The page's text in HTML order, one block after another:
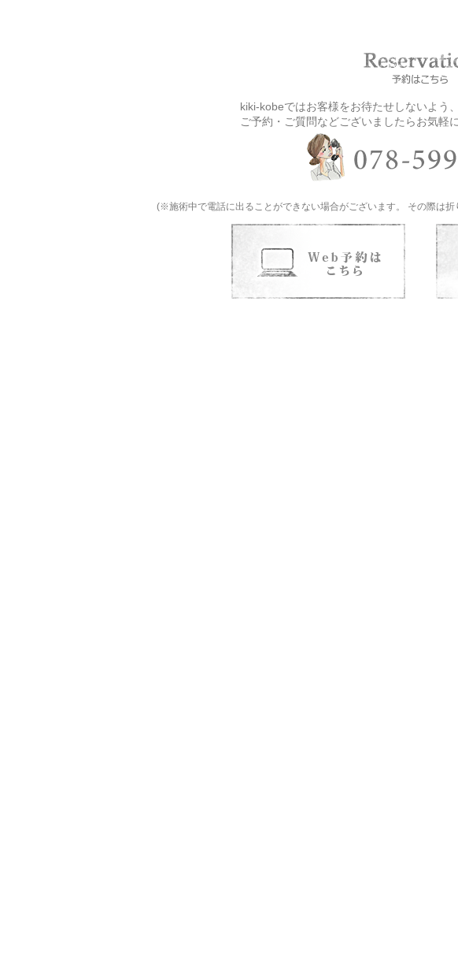
kiki-kobeではお客様をお待たせしないよう
ご予約・ご質問などございましたらお気軽
(※施術中で電話に出ることができない場合がございます。 その際は